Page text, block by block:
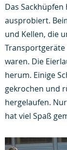
Das
ausprobiert.
und Kellen, die
waren. Die
herum. Einige
gekrochen und
hergelaufen.
hat viel Spaß